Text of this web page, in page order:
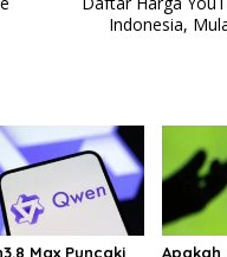
Indonesia,
Max Puncaki Apakah